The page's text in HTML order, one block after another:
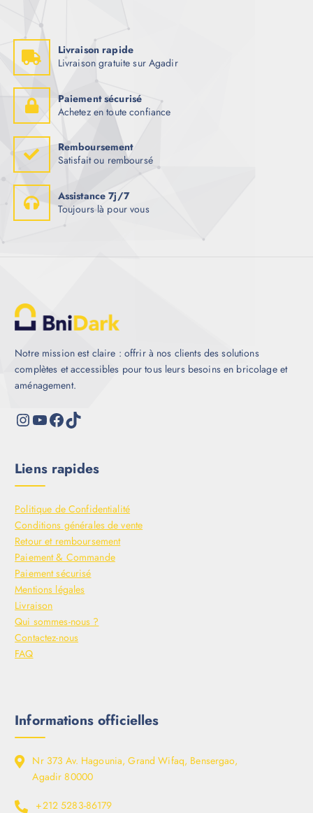
Livraison rapide
Livraison gratuite sur Agadir
Paiement sécurisé
Achetez en toute confiance
Remboursement
Satisfait ou remboursé
Assistance 7j/7
Toujours là pour vous
Notre mission est claire : offrir à nos clients des solutions
complètes et accessibles pour tous leurs besoins en bricolage et
aménagement.
Liens rapides
Politique de Confidentialité
Conditions générales de vente
Retour et remboursement
Paiement & Commande
Paiement sécurisé
Mentions légales
Livraison
Qui sommes-nous ?
Contactez-nous
FAQ
Informations officielles
Nr 373 Av. Hagounia, Grand Wifaq, Bensergao,
Agadir 80000
+212 5283-86179